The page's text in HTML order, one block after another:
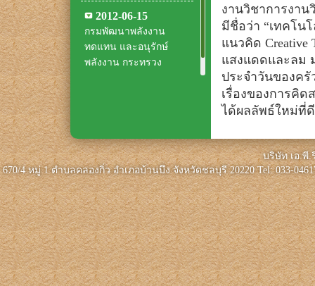
2012-06-15
กรมพัฒนาพลังงาน
ทดแทน และอนุรักษ์
พลังงาน กระทรวง
งานวิชาการงา
มีชื่อว่า “เทคโน
แนวคิด Creative
แสงแดดและลม
ประจำวันของครั
เรื่องของการคิ
ได้ผลลัพธ์ใหม่ที่
บริษัท เอ.พี.
670/4 หมู่ 1 ตำบลคลองกิ่ว อำเภอบ้านบึง จังหวัดชลบุรี 20220 Tel: 033-